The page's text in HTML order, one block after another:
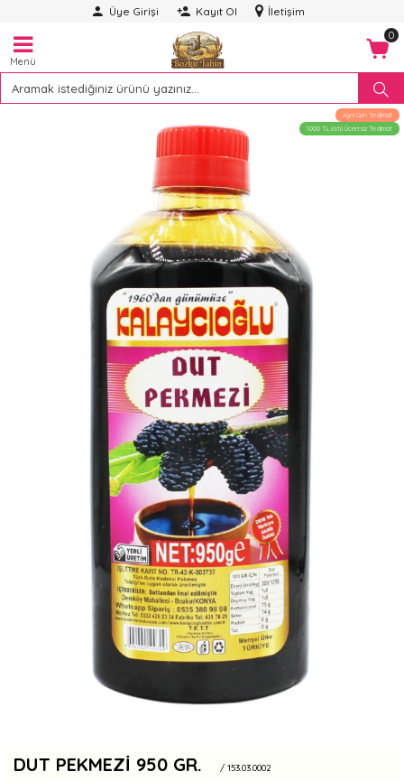
Üye Girişi Kayıt Ol İletişim
Menü
0
Aynı Gün Teslimat
1000 TL üstü Ücretsiz Teslimat
DUT PEKMEZI 950 GR. / 153.03.0002